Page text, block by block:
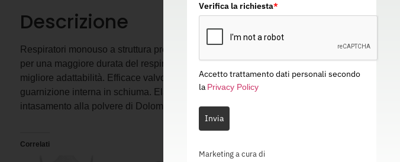
Descrizione
Respiratori monouso a struttura preformata. Struttura esterna rinforzata
per una maggiore durata del respiratore. Flangia nasale preformata per
migliore adattabilità. Efficace valvola di espirazione frontale. Morbida
guarnizione interna in schiuma. Elastico singolo auto-regolante. Test di
intasamento alla polvere di Dolomite superato.
Correlati
Verifica la richiesta*
Accetto trattamento dati personali secondo
la Privacy Policy
Invia
Marketing a cura di